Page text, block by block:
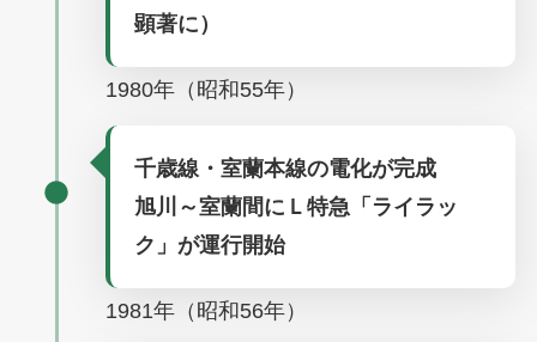
顕著に）
1980年（昭和55年）
千歳線・室蘭本線の電化が完成
旭川～室蘭間にＬ特急「ライラッ
ク」が運行開始
1981年（昭和56年）